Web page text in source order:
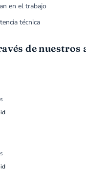
en el trabajo
técnica
de nuestros